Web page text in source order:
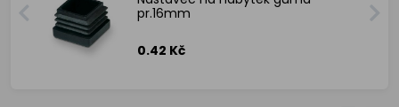
pr.16mm
0.42 Kč